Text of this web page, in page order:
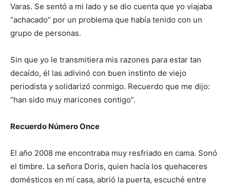
Varas. Se sentó a mi lado y se dio cuenta que yo viajaba
“achacado” por un problema que había tenido con un
grupo de personas.
Sin que yo le transmitiera mis razones para estar tan
decaído, él las adivinó con buen instinto de viejo
periodista y solidarizó conmigo. Recuerdo que me dijo:
“han sido muy maricones contigo”.
Recuerdo Número Once
El año 2008 me encontraba muy resfriado en cama. Sonó
el timbre. La señora Doris, quien hacía los quehaceres
domésticos en mí casa, abrió la puerta, escuché entre